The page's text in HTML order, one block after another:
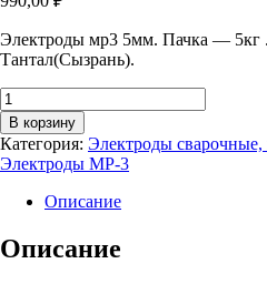
Электроды мр3 5мм. Пачка — 5кг
Тантал(Сызрань).
Количество
товара
Электроды
мр3
5мм
В корзину
Категория: Электроды сварочные,
Электроды МР-3
Описание
Описание